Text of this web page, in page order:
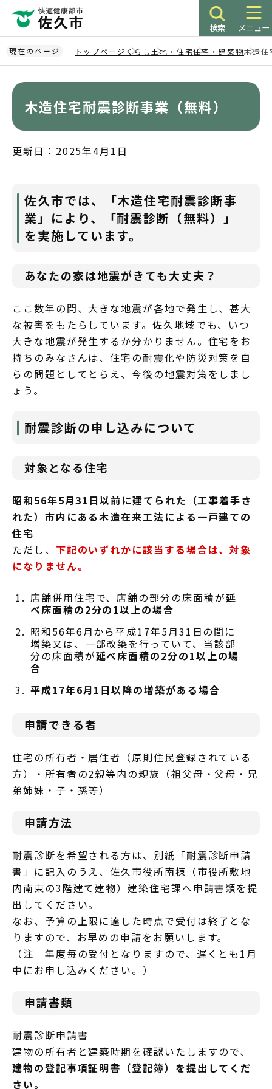
ペ
ー
ジ
検索 メニュー
現在のページ トップページ くらし 土地・住宅住宅・建築物木造住
木造住宅耐震診断事業（無料）
更新日：2025年4月1日
佐久市では、「木造住宅耐震診断事
業」により、「耐震診断（無料）」
を実施しています。
あなたの家は地震がきても大丈夫？
ここ数年の間、大きな地震が各地で発生し、甚大
な被害をもたらしています。佐久地域でも、いつ
大きな地震が発生するか分かりません。住宅をお
持ちのみなさんは、住宅の耐震化や防災対策を自
らの問題としてとらえ、今後の地震対策をしまし
ょう。
耐震診断の申し込みについて
対象となる住宅
昭和56年5月31日以前に建てられた（工事着手さ
れた）市内にある木造在来工法による一戸建ての
住宅
ただし、 下記のいずれかに該当する場合は、対象
になりません。
店舗併用住宅で、店舗の部分の床面積が延
べ床面積の2分の1以上の場合
昭和56年6月から平成17年5月31日の間に
増築又は、一部改築を行っていて、当該部
分の床面積が延べ床面積の2分の1以上の場
合
平成17年6月1日以降の増築がある場合
申請できる者
住宅の所有者・居住者（原則住民登録されている
方）・所有者の2親等内の親族（祖父母・父母・兄
弟姉妹・子・孫等）
申請方法
耐震診断を希望される方は、別紙「耐震診断申請
書」に記入のうえ、佐久市役所南棟（市役所敷地
内南東の3階建て建物）建築住宅課へ申請書類を提
出してください。
なお、予算の上限に達した時点で受付は終了とな
りますので、お早めの申請をお願いします。
（注 年度毎の受付となりますので、遅くとも1月
中にお申し込みください。）
申請書類
耐震診断申請書
建物の所有者と建築時期を確認いたしますので、
建物の登記事項証明書（登記簿）を提出してくだ
さい。